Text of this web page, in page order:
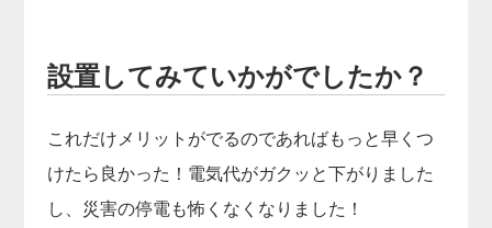
設置してみていかがでしたか？
これだけメリットがでるのであればもっと早くつ
けたら良かった！電気代がガクッと下がりました
し、災害の停電も怖くなくなりました！